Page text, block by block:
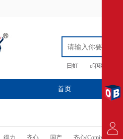
日虹 e印硒鼓
首页 专
得力 齐心 国产 齐心(Comix)